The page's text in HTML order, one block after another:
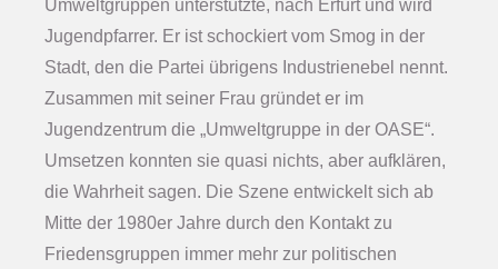
Umweltgruppen unterstützte, nach Erfurt und wird
Jugendpfarrer. Er ist schockiert vom Smog in der
Stadt, den die Partei übrigens Industrienebel nennt.
Zusammen mit seiner Frau gründet er im
Jugendzentrum die „Umweltgruppe in der OASE“.
Umsetzen konnten sie quasi nichts, aber aufklären,
die Wahrheit sagen. Die Szene entwickelt sich ab
Mitte der 1980er Jahre durch den Kontakt zu
Friedensgruppen immer mehr zur politischen